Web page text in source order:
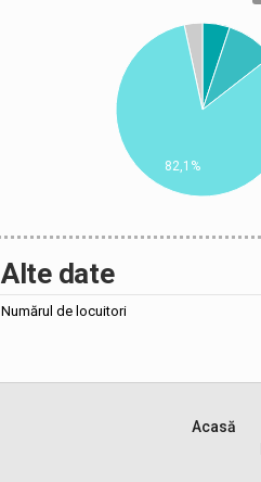
82,1%
Alte date
Numărul de locuitori
Acasă